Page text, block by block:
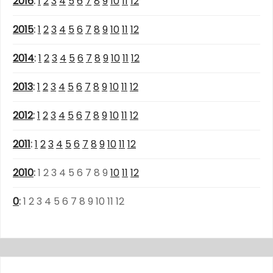
2015:1 23 4 56 7 8 91011 12
2014:1 23 4 56 7 8 91011 12
2013:1 23 4 56 7 8 91011 12
2012:1 23 4 56 7 8 91011 12
2011:1 23 4 56 7 8 91011 12
2010:1 23 4 5 6 7 8 9 1011 12
0:1 23 4 5 6 7 8 9 10 11 12